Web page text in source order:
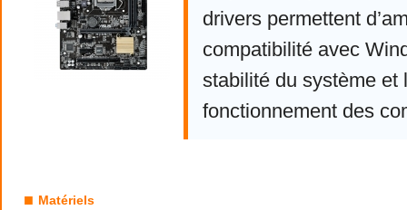
drivers permettent
compatibilité avec
stabilité du système et
fonctionnement des
■ Matériels